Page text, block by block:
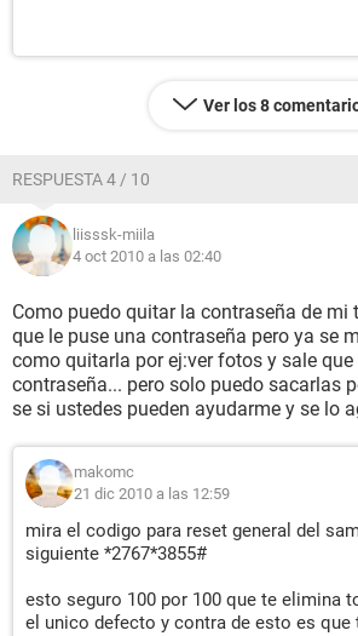
Ver los 8
RESPUESTA 4 / 10
liisssk-miila
4 oct 2010 a las 02:40
Como puedo quitar la contraseña de mi
que le puse una contraseña pero ya se
como quitarla por ej:ver fotos y sale
contraseña... pero solo puedo sacarlas
se si ustedes pueden ayudarme y se lo
makomc
21 dic 2010 a las 12:59
mira el codigo para reset general del
siguiente *2767*3855#
esto seguro 100 por 100 que te elimina
el unico defecto y contra de esto es